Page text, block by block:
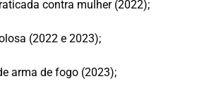
contra mulher (2022);
(2022 e 2023);
arma de fogo (2023);